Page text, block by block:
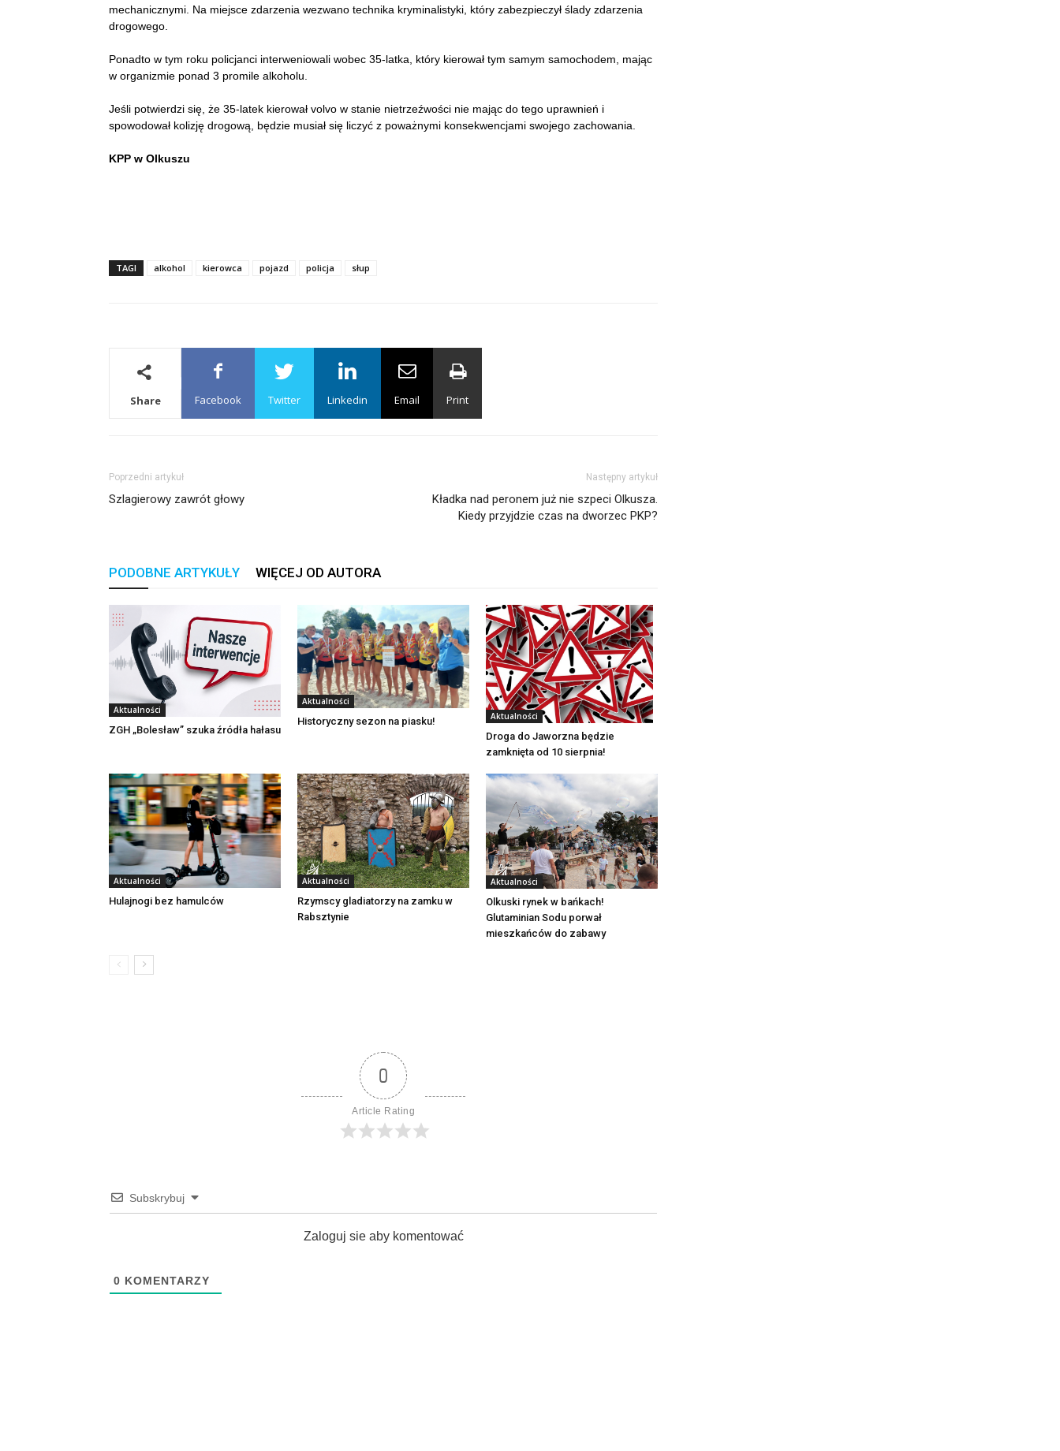
mechanicznymi. Na miejsce zdarzenia wezwano technika kryminalistyki, który zabezpieczył ślady zdarzenia
drogowego.
Ponadto w tym roku policjanci interweniowali wobec 35-latka, który kierował tym samym samochodem, mając
w organizmie ponad 3 promile alkoholu.
Jeśli potwierdzi się, że 35-latek kierował volvo w stanie nietrzeźwości nie mając do tego uprawnień i
spowodował kolizję drogową, będzie musiał się liczyć z poważnymi konsekwencjami swojego zachowania.
KPP w Olkuszu
TAGI alkohol kierowca pojazd policja słup
Share Facebook Twitter Linkedin Email Print
Poprzedni artykuł
Szlagierowy zawrót głowy
Następny artykuł
Kładka nad peronem już nie szpeci Olkusza.
Kiedy przyjdzie czas na dworzec PKP?
PODOBNE ARTYKUŁY WIĘCEJ OD AUTORA
Aktualności
ZGH „Bolesław” szuka źródła hałasu
Aktualności
Historyczny sezon na piasku! Aktualności
Droga do Jaworzna będzie
zamknięta od 10 sierpnia!
Aktualności
Hulajnogi bez hamulców
Aktualności
Rzymscy gladiatorzy na zamku w
Rabsztynie
Aktualności
Olkuski rynek w bańkach!
Glutaminian Sodu porwał
mieszkańców do zabawy
0
Article Rating
Subskrybuj
Zaloguj sie aby komentować
0 KOMENTARZY